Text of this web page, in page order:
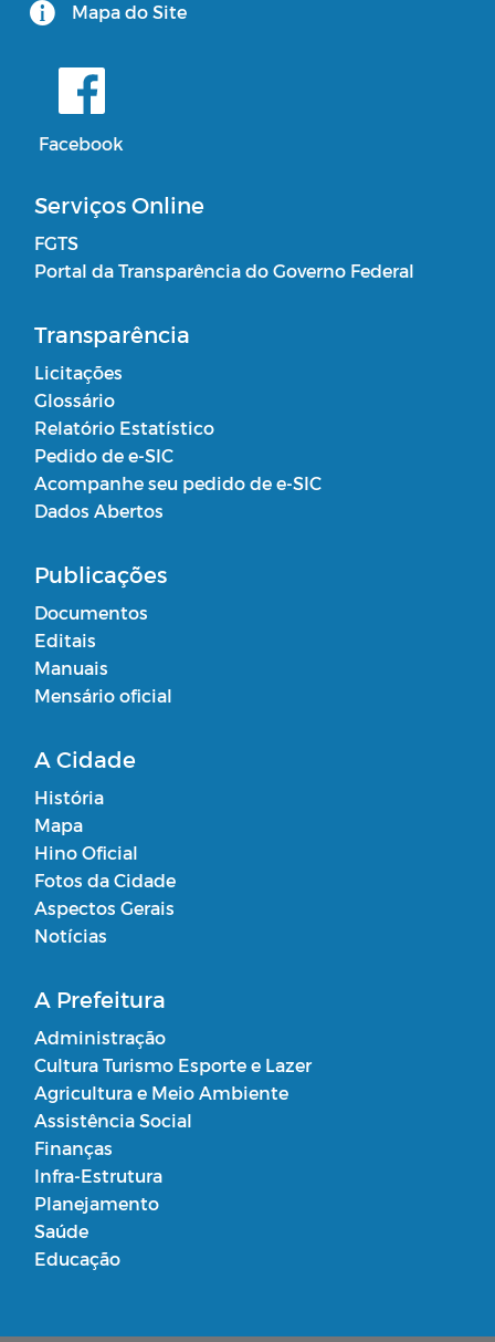
Mapa do Site
Facebook
Serviços Online
FGTS
Portal da Transparência do Governo Federal
Transparência
Licitações
Glossário
Relatório Estatístico
Pedido de e-SIC
Acompanhe seu pedido de e-SIC
Dados Abertos
Publicações
Documentos
Editais
Manuais
Mensário oficial
A Cidade
História
Mapa
Hino Oficial
Fotos da Cidade
Aspectos Gerais
Notícias
A Prefeitura
Administração
Cultura Turismo Esporte e Lazer
Agricultura e Meio Ambiente
Assistência Social
Finanças
Infra-Estrutura
Planejamento
Saúde
Educação